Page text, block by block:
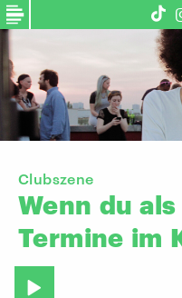
Clubszene
Wenn du als
Termine im